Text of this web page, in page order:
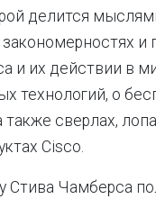
делится
и
и их действии в
технологий, о
также сверлах,
Cisco.
Стива Чамберса